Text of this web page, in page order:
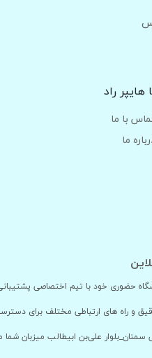
هایپر راد
با ما
ما
راد از بهمن 1402 با پشتوانه ی فروشگاه حضوری خود با
و راه های ارتباطی مختلف برای
علی‌بن ابیطالب میزبان